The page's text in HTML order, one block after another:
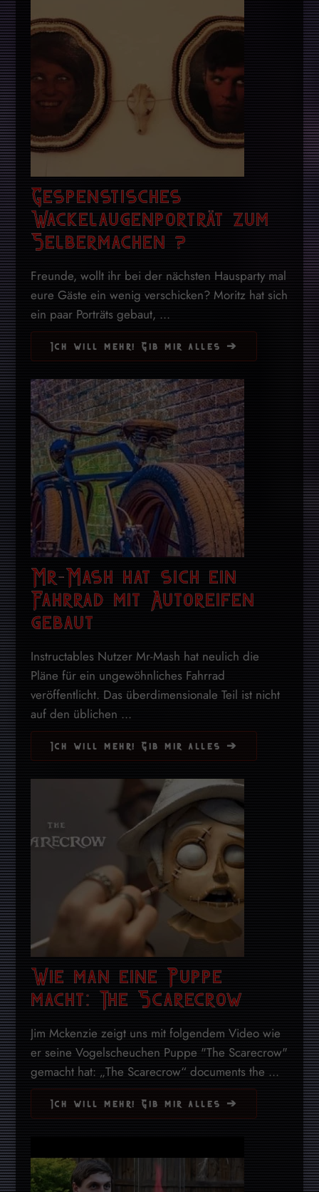
Gespenstisches
Wackelaugenporträt zum
Selbermachen ?
Freunde, wollt ihr bei der nächsten Hausparty mal
eure Gäste ein wenig verschicken? Moritz hat sich
ein paar Porträts gebaut, ...
Ich will mehr! Gib mir alles ➔
Mr-Mash hat sich ein
Fahrrad mit Autoreifen
gebaut
Instructables Nutzer Mr-Mash hat neulich die
Pläne für ein ungewöhnliches Fahrrad
veröffentlicht. Das überdimensionale Teil ist nicht
auf den üblichen ...
Ich will mehr! Gib mir alles ➔
Wie man eine Puppe
macht: The Scarecrow
Jim Mckenzie zeigt uns mit folgendem Video wie
er seine Vogelscheuchen Puppe "The Scarecrow"
gemacht hat: „The Scarecrow“ documents the ...
Ich will mehr! Gib mir alles ➔